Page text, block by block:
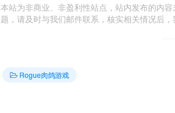
本站为非商业、非盈利性站点，站内发布的内
题，请及时与我们邮件联系，核实相关情况后
Rogue肉鸽游戏